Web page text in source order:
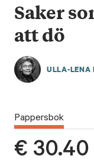
Saker
att dö
ULLA-LENA
Pappersbok
€ 30.40